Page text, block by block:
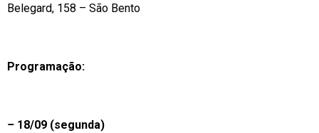
Belegard, 158 – São Bento
Programação:
– 18/09 (segunda)